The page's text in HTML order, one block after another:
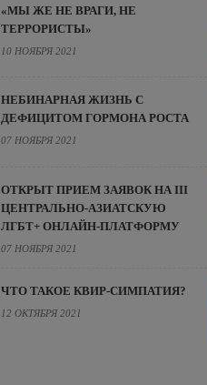
«МЫ ЖЕ НЕ ВРАГИ, НЕ
ТЕРРОРИСТЫ»
10 НОЯБРЯ 2021
НЕБИНАРНАЯ ЖИЗНЬ С
ДЕФИЦИТОМ ГОРМОНА РОСТА
07 НОЯБРЯ 2021
ОТКРЫТ ПРИЕМ ЗАЯВОК НА III
ЦЕНТРАЛЬНО-АЗИАТСКУЮ
ЛГБТ+ ОНЛАЙН-ПЛАТФОРМУ
07 НОЯБРЯ 2021
ЧТО ТАКОЕ КВИР-СИМПАТИЯ?
12 ОКТЯБРЯ 2021